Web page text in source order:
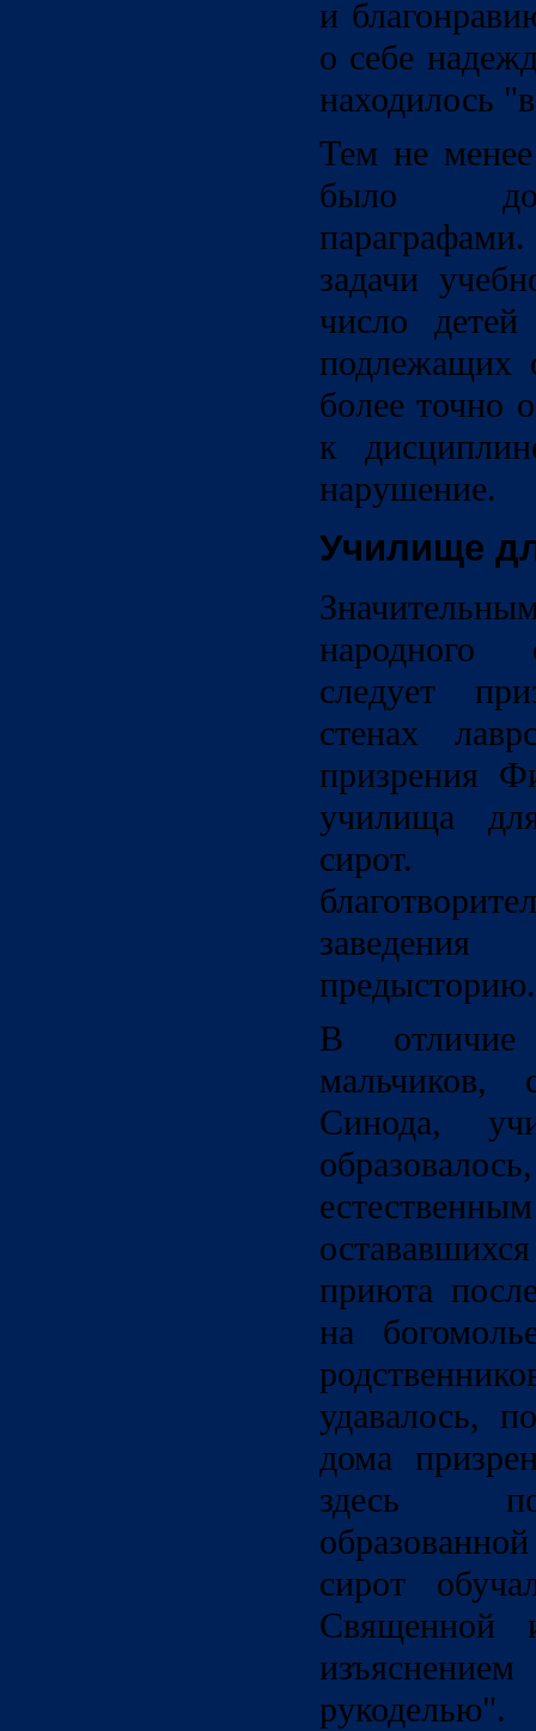
и
о себе
находилось
Тем не
было
задачи
число
подлежащих
более точно
к
нарушение.
Училище
народного
следует
стенах
призрения
училища
сирот.
предысторию.
В
мальчиков,
Синода,
приюта
на
удавалось,
дома
здесь
сирот
Священной
рукоделью".